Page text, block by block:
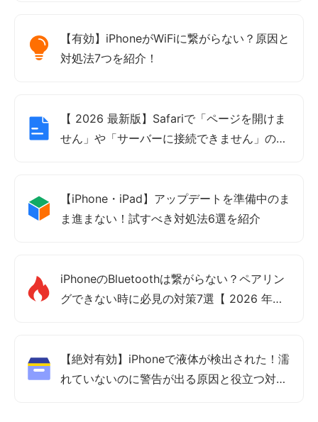
【有効】iPhoneがWiFiに繋がらない？原因と
対処法7つを紹介！
【 2026 最新版】Safariで「ページを開けま
せん」や「サーバーに接続できません」の対
【iPhone・iPad】アップデートを準備中のま
ま進まない！試すべき対処法6選を紹介
iPhoneのBluetoothは繋がらない？ペアリン
グできない時に必見の対策7選【 2026 年最
【絶対有効】iPhoneで液体が検出された！濡
れていないのに警告が出る原因と役立つ対処